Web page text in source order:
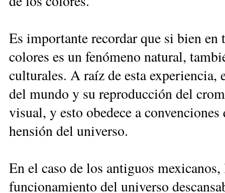
Es im­por­tan­te re­cor­dar que si bien en
co­lo­res es un fe­nó­me­no na­tu­ral,
cul­tu­ra­les. A raíz de es­ta
del mun­do y su re­pro­duc­ción del
vi­sual, y es­to obe­de­ce a
hen­sión del uni­ver­so.
En el ca­so de los an­ti­guos
fun­cio­na­mien­to del uni­ver­so